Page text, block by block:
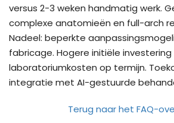
versus 2-3 weken handmatig werk.
complexe anatomieën en full-arch
Nadeel: beperkte
fabricage. Hogere initiële
laboratoriumkosten op termijn.
integratie met AI-gestuurde
Terug naar het FAQ-